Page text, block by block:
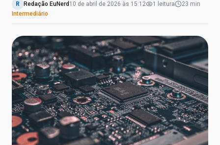
R Redação EuNerd 10 de abril de 2026 às 15:12 1 leitura
23 min
Intermediário